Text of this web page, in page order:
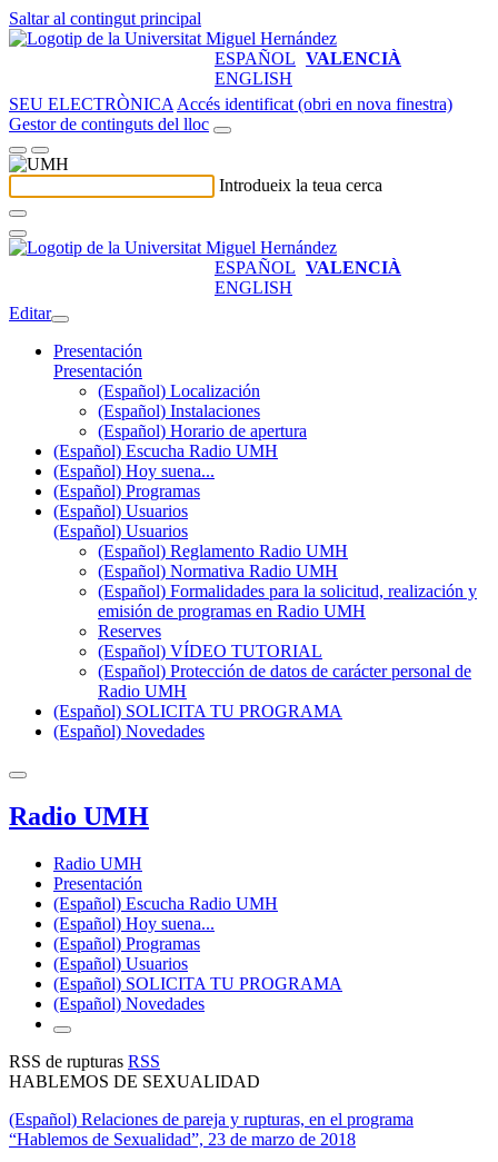
Saltar al contingut principal
ESPAÑOL VALENCIÀ
ENGLISH
SEU ELECTRÒNICA Accés identificat (obri en nova finestra)
Gestor de continguts del lloc
Introdueix la teua cerca
ESPAÑOL VALENCIÀ
ENGLISH
Editar
Presentación
Presentación
(Español) Localización
(Español) Instalaciones
(Español) Horario de apertura
(Español) Escucha Radio UMH
(Español) Hoy suena...
(Español) Programas
(Español) Usuarios
(Español) Usuarios
(Español) Reglamento Radio UMH
(Español) Normativa Radio UMH
(Español) Formalidades para la solicitud, realización y
emisión de programas en Radio UMH
Reserves
(Español) VÍDEO TUTORIAL
(Español) Protección de datos de carácter personal de
Radio UMH
(Español) SOLICITA TU PROGRAMA
(Español) Novedades
Radio UMH
Radio UMH
Presentación
(Español) Escucha Radio UMH
(Español) Hoy suena...
(Español) Programas
(Español) Usuarios
(Español) SOLICITA TU PROGRAMA
(Español) Novedades
RSS de rupturas RSS
HABLEMOS DE SEXUALIDAD
(Español) Relaciones de pareja y rupturas, en el programa
“Hablemos de Sexualidad”, 23 de marzo de 2018